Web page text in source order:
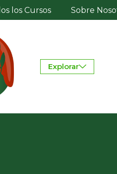
los Cursos Sobre
Explorar